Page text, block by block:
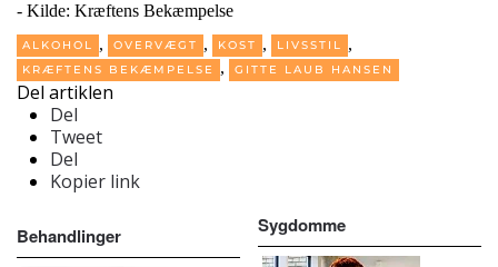
- Kilde: Kræftens Bekæmpelse
ALKOHOL , OVERVÆGT , KOST , LIVSSTIL ,
KRÆFTENS BEKÆMPELSE , GITTE LAUB HANSEN
Del artiklen
Del
Tweet
Del
Kopier link
Behandlinger Sygdomme